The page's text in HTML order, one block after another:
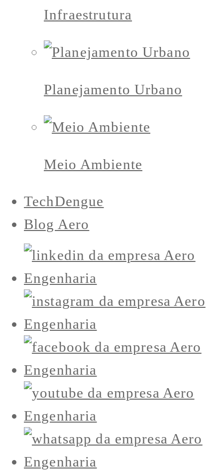
Infraestrutura
Planejamento Urbano
Meio Ambiente
TechDengue
Blog Aero